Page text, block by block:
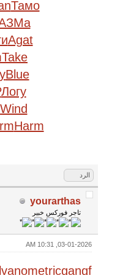
Тамо
Agat
Take
Blue
Логу
Wind
Harm
الرد
yourarthas
تاجر فوركس خبير
03-01-2026, 10:31 AM
gangf